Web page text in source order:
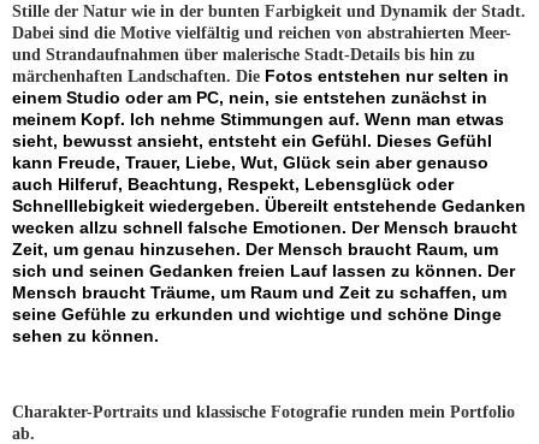
Stille der Natur wie in der bunten Farbigkeit und Dynamik der Stadt.
Dabei sind die Motive vielfältig und reichen von abstrahierten Meer-
und Strandaufnahmen über malerische Stadt-Details bis hin zu
märchenhaften Landschaften. Die Fotos entstehen nur selten in
einem Studio oder am PC, nein, sie entstehen zunächst in
meinem Kopf. Ich nehme Stimmungen auf. Wenn man etwas
sieht, bewusst ansieht, entsteht ein Gefühl. Dieses Gefühl
kann Freude, Trauer, Liebe, Wut, Glück sein aber genauso
auch Hilferuf, Beachtung, Respekt, Lebensglück oder
Schnelllebigkeit wiedergeben. Übereilt entstehende Gedanken
wecken allzu schnell falsche Emotionen. Der Mensch braucht
Zeit, um genau hinzusehen. Der Mensch braucht Raum, um
sich und seinen Gedanken freien Lauf lassen zu können. Der
Mensch braucht Träume, um Raum und Zeit zu schaffen, um
seine Gefühle zu erkunden und wichtige und schöne Dinge
sehen zu können.
Charakter-Portraits und klassische Fotografie runden mein Portfolio
ab.